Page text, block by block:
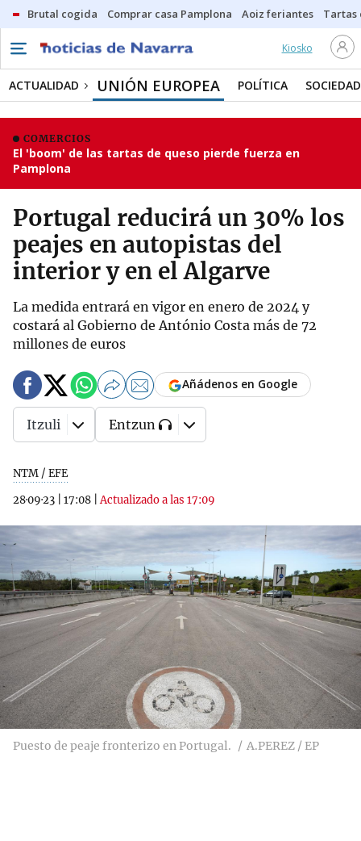
Brutal cogida Comprar casa Pamplona Aoiz feriantes Tartas
Kiosko
ACTUALIDAD UNIÓN EUROPEA POLÍTICA SOCIEDAD
COMERCIOS
El 'boom' de las tartas de queso pierde fuerza en
Pamplona
Portugal reducirá un 30% los
peajes en autopistas del
interior y en el Algarve
La medida entrará en vigor en enero de 2024 y
costará al Gobierno de António Costa más de 72
millones de euros
NTM / EFE
28·09·23
17:08 |Actualizado a las 17:09
Añádenos en Google
Itzuli Entzun
Puesto de peaje fronterizo en Portugal. A.PEREZ / EP